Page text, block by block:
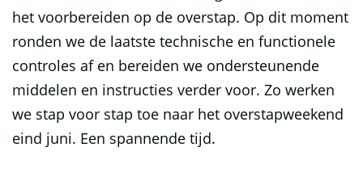
het voorbereiden op de overstap. Op dit moment
ronden we de laatste technische en functionele
controles af en bereiden we ondersteunende
middelen en instructies verder voor. Zo werken
we stap voor stap toe naar het overstapweekend
eind juni. Een spannende tijd.